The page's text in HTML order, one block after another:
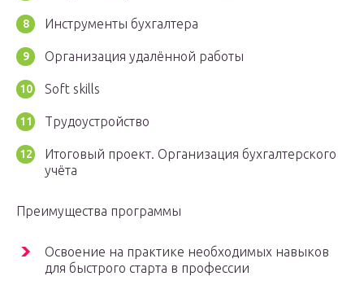
Инструменты бухгалтера
Организация удалённой работы
Soft skills
Трудоустройство
Итоговый проект. Организация бухгалтерского
учёта
Преимущества программы
Освоение на практике необходимых навыков
для быстрого старта в профессии